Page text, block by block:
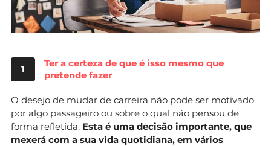
1
Ter a certeza de que é isso mesmo que
pretende fazer
O desejo de mudar de carreira não pode ser motivado
por algo passageiro ou sobre o qual não pensou de
forma refletida. Esta é uma decisão importante, que
mexerá com a sua vida quotidiana, em vários